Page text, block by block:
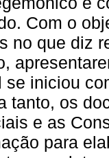
Com o
no que diz
se iniciou
tanto, os
e as
para